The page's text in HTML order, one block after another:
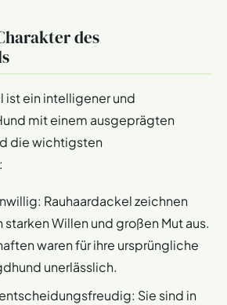
des
ist ein intelligener und
mit einem ausgeprägten
die wichtigsten
Rauhaardackel zeichnen
starken Willen und großen Mut aus.
waren für ihre ursprüngliche
unerlässlich.
Sie sind in